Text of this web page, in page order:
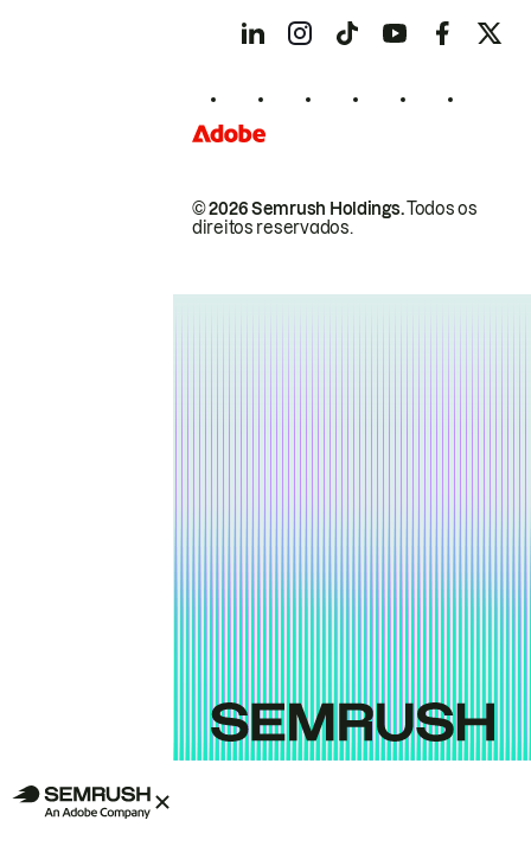
© 2026 Semrush Holdings.Todos os
direitos reservados.